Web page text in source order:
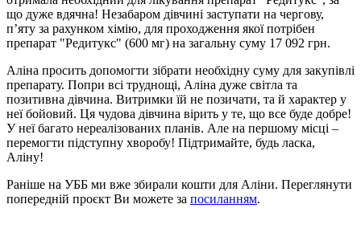
що дуже вдячна! Незабаром дівчині заступати на чергову,
п’яту за рахунком хімію, для проходження якої потрібен
препарат "Редитукс" (600 мг) на загальну суму 17 092 грн.
Аліна просить допомогти зібрати необхідну суму для закупівлі
препарату. Попри всі труднощі, Аліна дуже світла та
позитивна дівчина. Витримки їй не позичати, та й характер у
неї бойовий. Ця чудова дівчина вірить у те, що все буде добре!
У неї багато нереалізованих планів. Але на першому місці –
перемогти підступну хворобу! Підтримайте, будь ласка,
Аліну!
Раніше на УББ ми вже збирали кошти для Аліни. Переглянути
попередній проєкт Ви можете за посиланням.